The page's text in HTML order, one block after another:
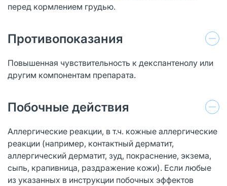
перед кормлением грудью.
Противопоказания
Повышенная чувствительность к декспантенолу или
другим компонентам препарата.
Побочные действия
Аллергические реакции, в т.ч. кожные аллергические
реакции (например, контактный дерматит,
аллергический дерматит, зуд, покраснение, экзема,
сыпь, крапивница, раздражение кожи). Если любые
из указанных в инструкции побочных эффектов